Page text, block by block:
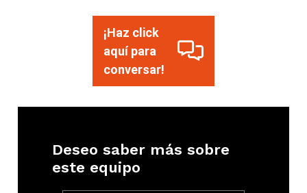
¡Haz click
aquí para
conversar!
Deseo saber más sobre
este equipo